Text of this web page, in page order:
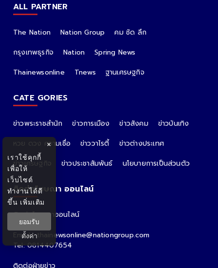
ALL PARTNER
The Nation Nation Group
คม ชัด ลึก
กรุงเทพธุรกิจ
Nation
Spring News
Thainewsonline
Tnews ฐานเศรษฐกิจ
CATE GORIES
ข่าวพระราชสำนัก ข่าวการเมือง ข่าวสังคม
ข่าวบันเทิง
หวย ดวง ความเชื่อ
ข่าววาไรตี้
ข่าวต่างประเทศ
ข่าวเศรษฐกิจ
ข่าวประชาสัมพันธ์ นโยบายการเป็นส่วนตัว
ติดต่อโฆษณา ออนไลน์
ติดต่อโฆษณาออนไลน์
คุณอ้อ
Email : thainewsonline@nationgroup.com
Tel: 0814407654
ติดต่อฝ่ายข่าว
×
เราใช้คุกกี้
เพื่อให้
เว็บไซต์
ทำงานได้ดี
ขึ้น เพิ่มเติม
ยอมรับ
ตั้งค่า